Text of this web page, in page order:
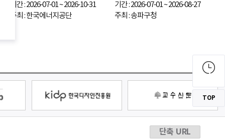
TOP
기간 : 2026-07-01 ~ 2026-10-31
주최 : 한국에너지공단
기간 : 2026-07-01 ~ 2026-08-27
주최 : 송파구청
단축 URL